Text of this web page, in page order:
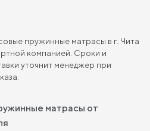
160х200
см
см Матрасы в скрутке
200 на 200
пружинные матрасы в г. Чита
компанией. Сроки и
уточнит менеджер при